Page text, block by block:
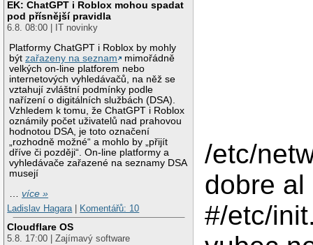
EK: ChatGPT i Roblox mohou spadat
pod přísnější pravidla
6.8. 08:00 | IT novinky
Platformy ChatGPT i Roblox by mohly
býtzařazeny na seznam
mimořádně
velkých on-line platforem nebo
internetových vyhledávačů, na něž se
vztahují zvláštní podmínky podle
nařízení o digitálních službách (DSA).
Vzhledem k tomu, že ChatGPT i Roblox
oznámily počet uživatelů nad prahovou
hodnotou DSA, je toto označení
„rozhodně možné“ a mohlo by „přijít
dříve či později“. On-line platformy a
vyhledávače zařazené na seznamy DSA
musejí
…více »
Ladislav Hagara| Komentářů: 10
Cloudflare OS
5.8. 17:00 | Zajímavý software
/etc/
dobre al
#/etc/